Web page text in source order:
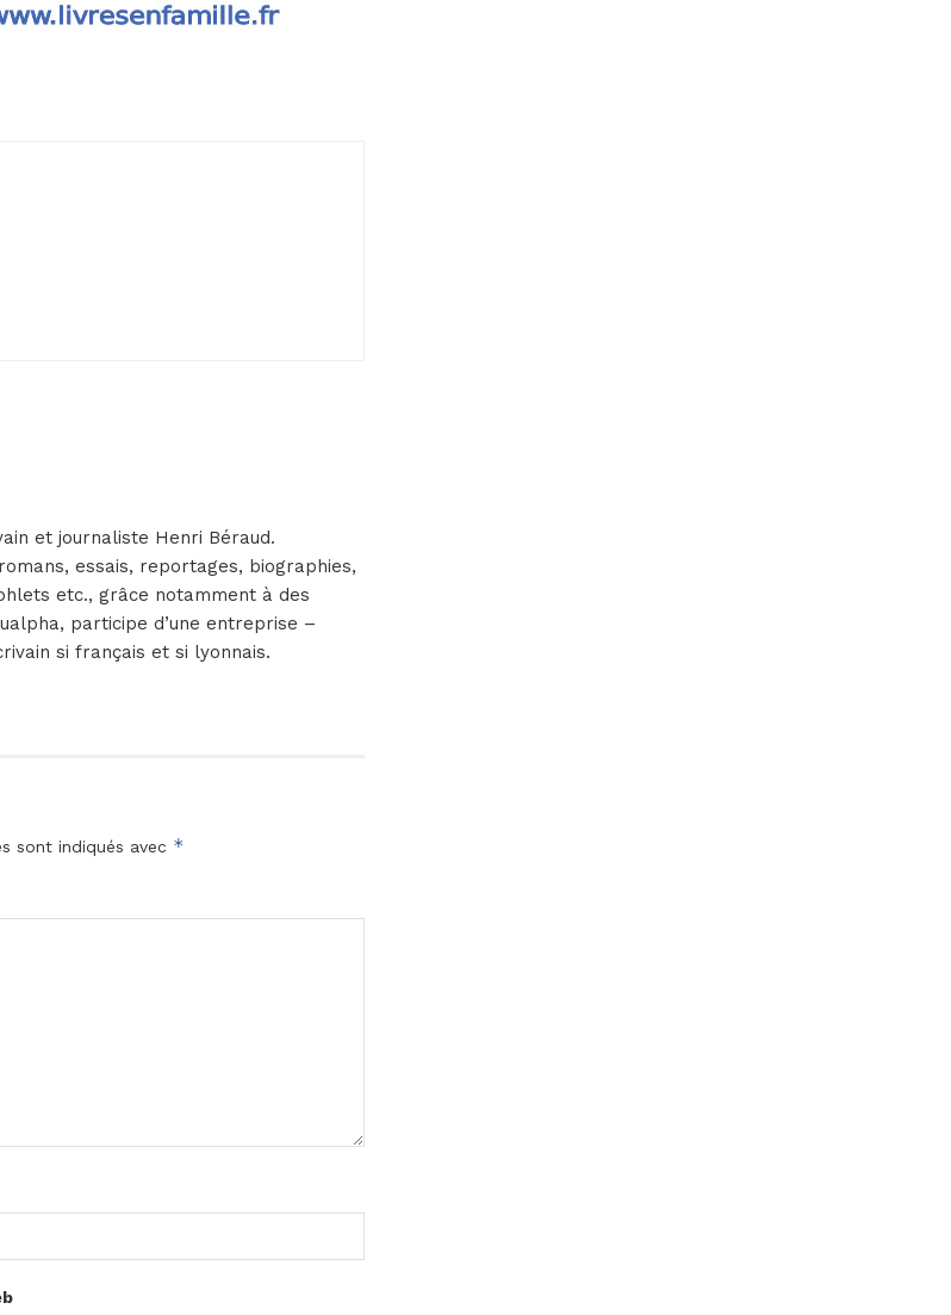
et journaliste Henri Béraud.
essais, reportages, biographies,
etc., grâce notamment à des
participe d’une entreprise –
si français et si lyonnais.
sont indiqués avec *